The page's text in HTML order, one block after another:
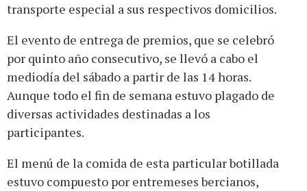
transporte especial a sus respectivos domicilios.
El evento de entrega de premios, que se celebró
por quinto año consecutivo, se llevó a cabo el
mediodía del sábado a partir de las 14 horas.
Aunque todo el fin de semana estuvo plagado de
diversas actividades destinadas a los
participantes.
El menú de la comida de esta particular botillada
estuvo compuesto por entremeses bercianos,